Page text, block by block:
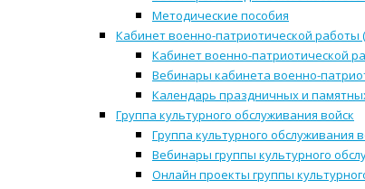
Методические пособия
Кабинет военно-патриотической работы
Кабинет военно-патриотической
Вебинары кабинета военно-
Календарь праздничных и
Группа культурного обслуживания войск
Группа культурного обслуживания
Вебинары группы культурного
Онлайн проекты группы